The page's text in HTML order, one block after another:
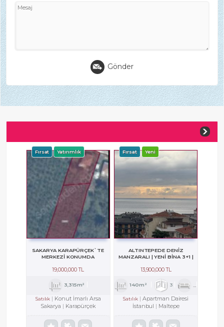
Gönder
Fırsat Yatırımlık
SAKARYA KARAPÜRÇEK`TE
MERKEZI KONUMDA
19,000,000 TL
3,315m²
Satılık
Konut İmarlı Arsa
Sakarya
Karapürçek
Fırsat Yeni
ALTINTEPEDE DENİZ
MANZARALI | YENİ BİNA 3+1 |
13,900,000 TL
140m² 3
Satılık
Apartman Dairesi
İstanbul
Maltepe